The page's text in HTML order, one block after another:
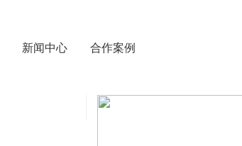
新闻中心 合作案例